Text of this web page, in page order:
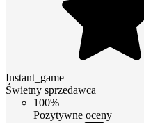
Instant_game
Świetny sprzedawca
100%
Pozytywne oceny